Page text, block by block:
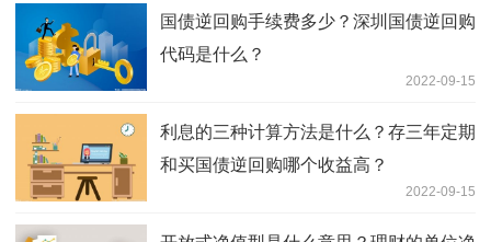
国债逆回购手续费多少？深圳国债逆回购
代码是什么？
2022-09-15
利息的三种计算方法是什么？存三年定期
和买国债逆回购哪个收益高？
2022-09-15